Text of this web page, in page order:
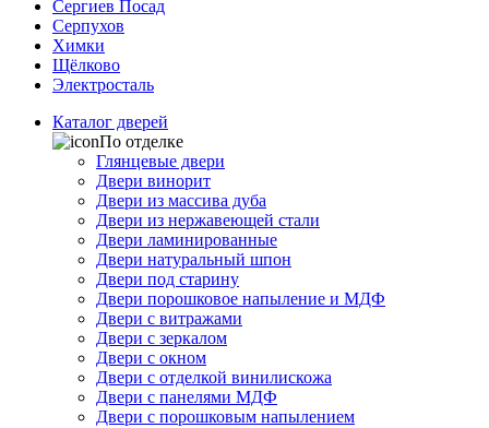
Сергиев Посад
Серпухов
Химки
Щёлково
Электросталь
Каталог дверей
По отделке
Глянцевые двери
Двери винорит
Двери из массива дуба
Двери из нержавеющей стали
Двери ламинированные
Двери натуральный шпон
Двери под старину
Двери порошковое напыление и МДФ
Двери с витражами
Двери с зеркалом
Двери с окном
Двери с отделкой винилискожа
Двери с панелями МДФ
Двери с порошковым напылением